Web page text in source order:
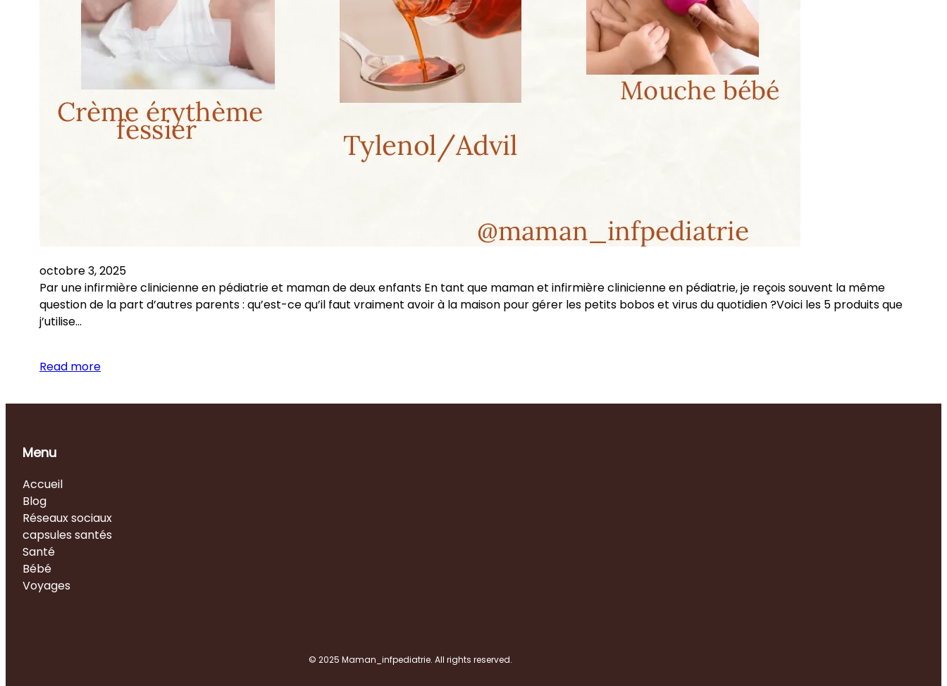
octobre 3, 2025
Par une infirmière clinicienne en pédiatrie et maman de deux enfants En tant que maman et infirmière clinicienne en pédiatrie, je reçois souvent la même
question de la part d’autres parents : qu’est-ce qu’il faut vraiment avoir à la maison pour gérer les petits bobos et virus du quotidien ?Voici les 5 produits que
j’utilise…
Read more
Menu
Accueil
Blog
Réseaux sociaux
capsules santés
Santé
Bébé
Voyages
© 2025 Maman_infpediatrie. All rights reserved.